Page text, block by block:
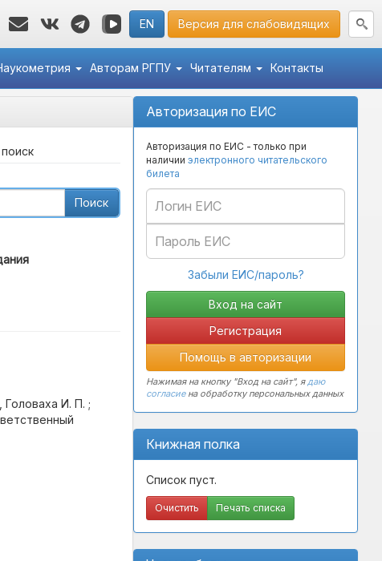
EN Версия для слабовидящих
Авторам РГПУ Читателям Контакты
Авторизация по ЕИС
Авторизация по ЕИС - только при
наличии электронного читательского
билета
Забыли ЕИС/пароль?
Регистрация
Помощь в авторизации
Нажимая на кнопку "Вход на сайт", ядаю
согласиена обработку персональных данных
Книжная полка
Список пуст.
Очистить Печать списка
Поиск
Головаха И. П. ;